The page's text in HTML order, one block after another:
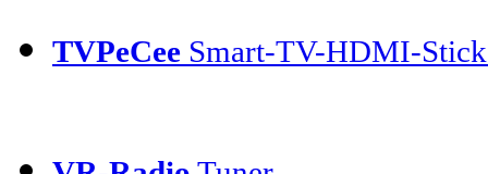
TVPeCee Smart-TV-HDMI-